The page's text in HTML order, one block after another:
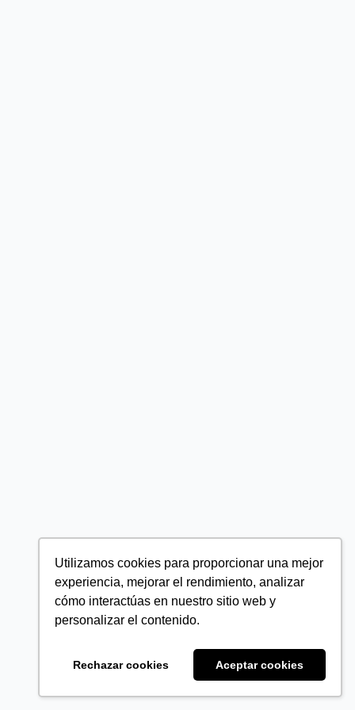
Utilizamos cookies para proporcionar una mejor
experiencia, mejorar el rendimiento, analizar
cómo interactúas en nuestro sitio web y
personalizar el contenido.
Rechazar cookies Aceptar cookies